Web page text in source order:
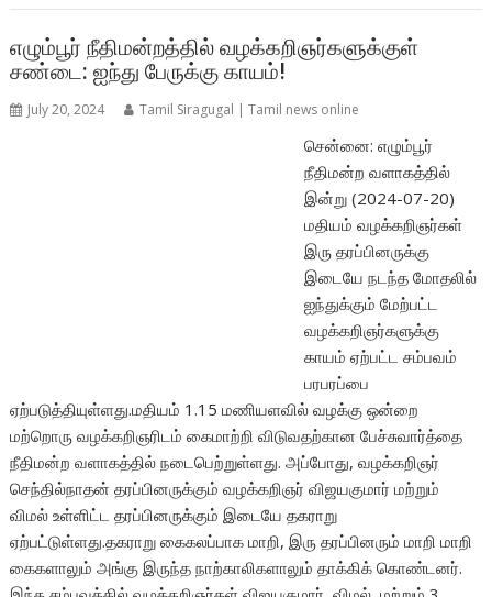
எழும்பூர் நீதிமன்றத்தில் வழக்கறிஞர்களுக்குள்
சண்டை: ஐந்து பேருக்கு காயம்!
July 20, 2024 Tamil Siragugal | Tamil news online
சென்னை: எழும்பூர்
நீதிமன்ற வளாகத்தில்
இன்று (2024-07-20)
மதியம் வழக்கறிஞர்கள்
இரு தரப்பினருக்கு
இடையே நடந்த மோதலில்
ஐந்துக்கும் மேற்பட்ட
வழக்கறிஞர்களுக்கு
காயம் ஏற்பட்ட சம்பவம்
பரபரப்பை
ஏற்படுத்தியுள்ளது.மதியம் 1.15 மணியளவில் வழக்கு ஒன்றை
மற்றொரு வழக்கறிஞரிடம் கைமாற்றி விடுவதற்கான பேச்சுவார்த்தை
நீதிமன்ற வளாகத்தில் நடைபெற்றுள்ளது. அப்போது, வழக்கறிஞர்
செந்தில்நாதன் தரப்பினருக்கும் வழக்கறிஞர் விஜயகுமார் மற்றும்
விமல் உள்ளிட்ட தரப்பினருக்கும் இடையே தகராறு
ஏற்பட்டுள்ளது.தகராறு கைகலப்பாக மாறி, இரு தரப்பினரும் மாறி மாறி
கைகளாலும் அங்கு இருந்த நாற்காலிகளாலும் தாக்கிக் கொண்டனர்.